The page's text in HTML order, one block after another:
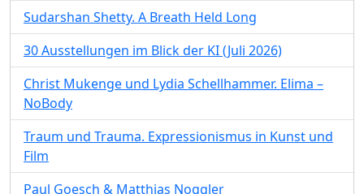
Sudarshan Shetty. A Breath Held Long
30 Ausstellungen im Blick der KI (Juli 2026)
Christ Mukenge und Lydia Schellhammer. Elima –
NoBody
Traum und Trauma. Expressionismus in Kunst und
Film
Paul Goesch & Matthias Noggler